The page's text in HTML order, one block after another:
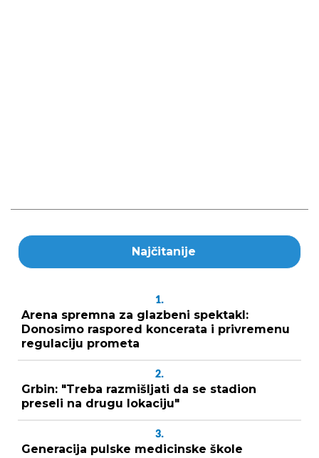
Najčitanije
1.
Arena spremna za glazbeni spektakl:
Donosimo raspored koncerata i privremenu
regulaciju prometa
2.
Grbin: "Treba razmišljati da se stadion
preseli na drugu lokaciju"
3.
Generacija pulske medicinske škole